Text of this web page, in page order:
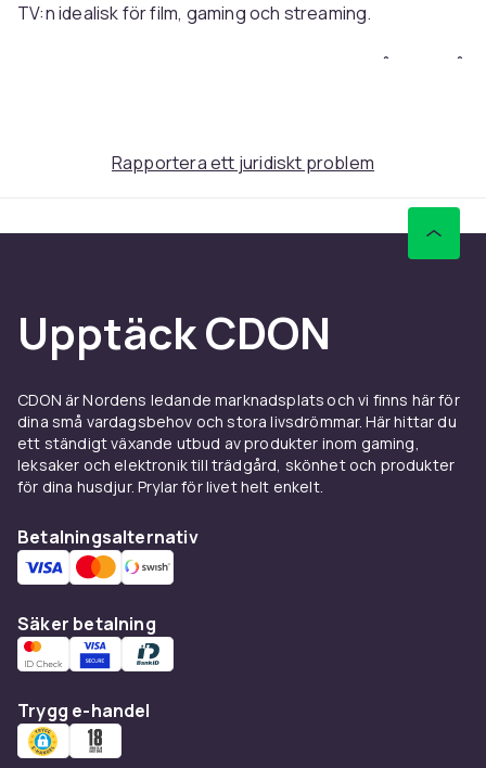
TV:n idealisk för film, gaming och streaming.
OLED-tekniken möjliggör exakt ljusstyrning på pixelnivå
lämpad även för ljusa rum.
Pro förbättrar färgprecision och rörelsehantering.
dynamiskt HDR-innehåll. AI Picture och Auto HDR
Remastering Pro förbättrar bildkvaliteten även från SD-
och HD-material.
Premium och stöd för 4K@144Hz via PC för jämn
spelgrafik och låg fördröjning. Gaming Hub och Game
Mode gör det enkelt att optimera spelinställningar
direkt på skärmen.
Object Tracking Sound Lite och Dolby Atmos skapar ett
skärmen. Adaptive Sound Pro och Q-Symphony
förbättrar ljudupplevelsen ytterligare tillsammans med
Rapportera ett juridiskt problem
Upptäck CDON
CDON är Nordens ledande marknadsplats och vi finns här för
dina små vardagsbehov och stora livsdrömmar. Här hittar du
ett ständigt växande utbud av produkter inom gaming,
leksaker och elektronik till trädgård, skönhet och produkter
för dina husdjur. Prylar för livet helt enkelt.
Betalningsalternativ
Säker betalning
Trygg e-handel